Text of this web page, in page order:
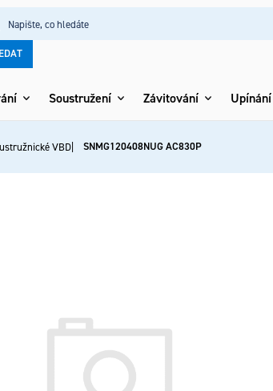
Soustružení Závitování
VBD SNMG120408NUG AC830P